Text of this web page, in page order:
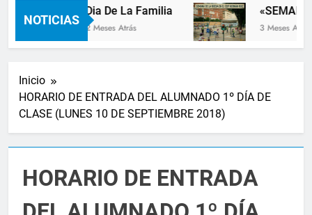
NOTICIAS
Dia De La Familia
2 Meses Atrás
«SEMANA
3 Meses Atrás
Inicio
HORARIO DE ENTRADA DEL ALUMNADO 1º DÍA DE
CLASE (LUNES 10 DE SEPTIEMBRE 2018)
HORARIO DE ENTRADA